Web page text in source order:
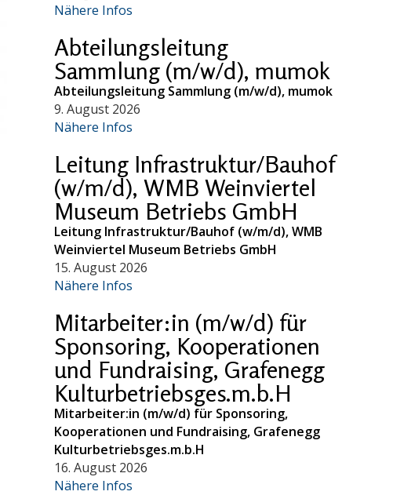
Nähere Infos
Abteilungsleitung
Sammlung (m/w/d), mumok
Abteilungsleitung Sammlung (m/w/d), mumok
9. August 2026
Nähere Infos
Leitung Infrastruktur/Bauhof
(w/m/d), WMB Weinviertel
Museum Betriebs GmbH
Leitung Infrastruktur/Bauhof (w/m/d), WMB
Weinviertel Museum Betriebs GmbH
15. August 2026
Nähere Infos
Mitarbeiter:in (m/w/d) für
Sponsoring, Kooperationen
und Fundraising, Grafenegg
Kulturbetriebsges.m.b.H
Mitarbeiter:in (m/w/d) für Sponsoring,
Kooperationen und Fundraising, Grafenegg
Kulturbetriebsges.m.b.H
16. August 2026
Nähere Infos